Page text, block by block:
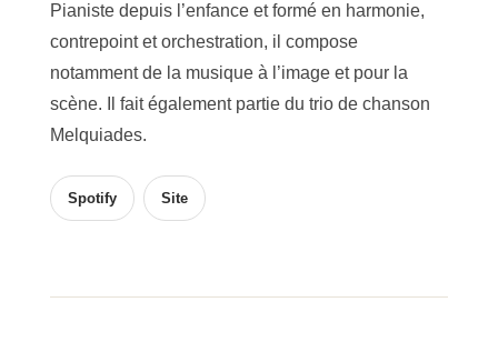
Pianiste depuis l’enfance et formé en harmonie,
contrepoint et orchestration, il compose
notamment de la musique à l’image et pour la
scène. Il fait également partie du trio de chanson
Melquiades.
Spotify Site